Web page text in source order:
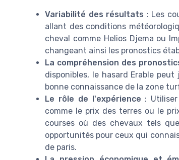
Variabilité des résultats : Les
allant des conditions
cheval comme Helios Djema ou
changeant ainsi les pronostics
La compréhension des
disponibles, le hasard Erable
bonne connaissance de la zone
Le rôle de l'expérience :
comme le prix des terres ou le
courses où des chevaux tels
opportunités pour ceux qui
de paris.